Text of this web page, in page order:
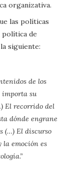
organizativa.
las políticas
política de
siguiente:
de los
importa su
El recorrido del
dónde engrane
(…) El discurso
la emoción es